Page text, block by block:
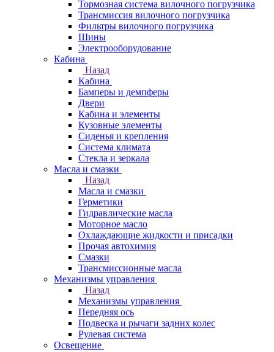
Тормозная система вилочного погрузчика
Трансмиссия вилочного погрузчика
Фильтры вилочного погрузчика
Шины
Электрооборудование
Кабина
Назад
Кабина
Бамперы и демпферы
Двери
Кабина и элементы
Кузовные элементы
Сиденья и крепления
Система климата
Стекла и зеркала
Масла и смазки
Назад
Масла и смазки
Герметики
Гидравлические масла
Моторное масло
Охлаждающие жидкости и присадки
Прочая автохимия
Смазки
Трансмиссионные масла
Механизмы управления
Назад
Механизмы управления
Передняя ось
Подвеска и рычаги задних колес
Рулевая система
Освещение